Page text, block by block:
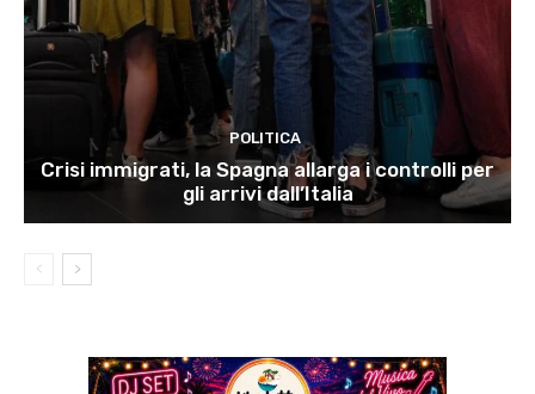
POLITICA
Crisi immigrati, la Spagna allarga i controlli per
gli arrivi dall’Italia